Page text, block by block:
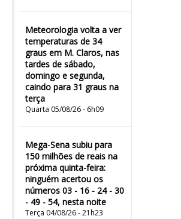
Meteorologia volta a ver
temperaturas de 34
graus em M. Claros, nas
tardes de sábado,
domingo e segunda,
caindo para 31 graus na
terça
Quarta 05/08/26 - 6h09
Mega-Sena subiu para
150 milhões de reais na
próxima quinta-feira:
ninguém acertou os
números 03 - 16 - 24 - 30
- 49 - 54, nesta noite
Terça 04/08/26 - 21h23